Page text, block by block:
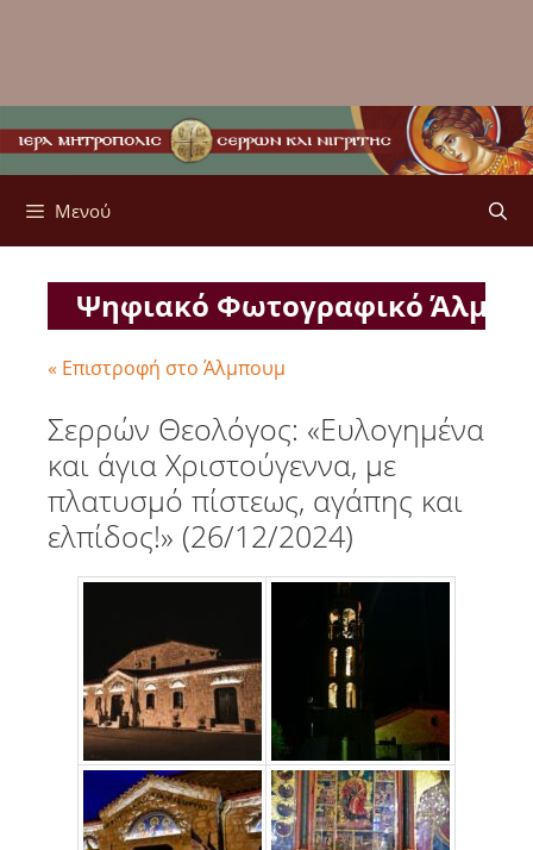
Μενού
Ψηφιακό Φωτογραφικό
« Επιστροφή στο Άλμπουμ
Σερρών Θεολόγος: «Ευλογημένα
και άγια Χριστούγεννα, με
πλατυσμό πίστεως, αγάπης και
ελπίδος!» (26/12/2024)